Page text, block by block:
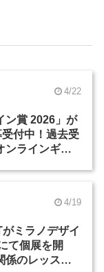
4/22
ン賞 2026」が
付中！過去受
ンラインギャ
4/19
ミラノデザイ
て個展を開
係のレッス